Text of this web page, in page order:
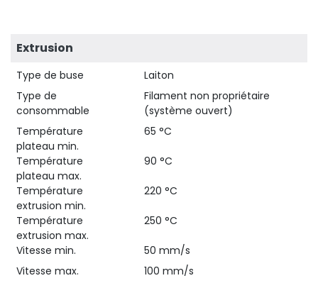
Extrusion
Type de buse
Laiton
Type de
consommable
Filament non propriétaire
(système ouvert)
Température
plateau min.
65 °C
Température
plateau max.
90 °C
Température
extrusion min.
220 °C
Température
extrusion max.
250 °C
Vitesse min.
50 mm/s
Vitesse max.
100 mm/s